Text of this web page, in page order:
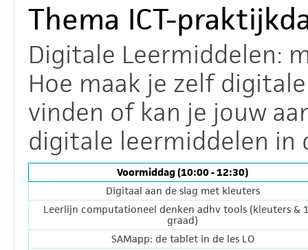
Thema ICT-
Digitale Leermiddelen:
Hoe maak je zelf
vinden of kan je jouw
digitale leermiddelen in
Voormiddag (10:00 - 12:30)
Digitaal aan de slag met kleuters
Leerlijn computationeel denken adhv tools (kleuters &
graad)
SAMapp: de tablet in de les LO